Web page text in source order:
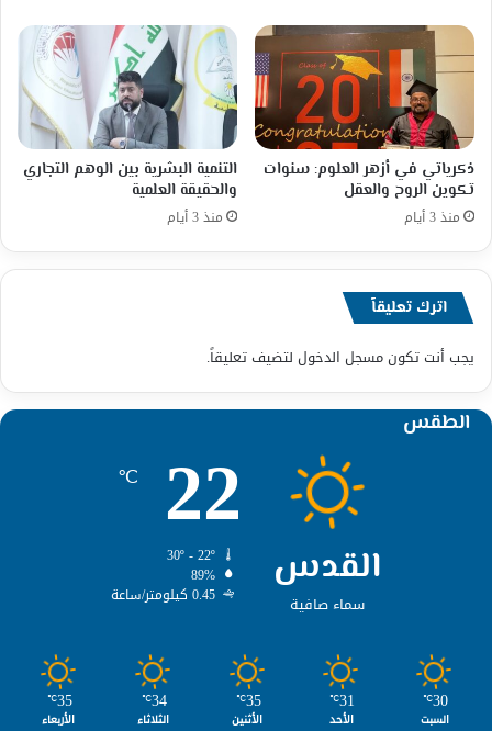
ذكرياتي في أزهر العلوم: سنوات
تكوين الروح والعقل
منذ 3 أيام
التنمية البشرية بين الوهم التجاري
والحقيقة العلمية
منذ 3 أيام
اترك تعليقاً
يجب أنت تكونمسجل الدخول لتضيف تعليقاً.
الطقس
القدس
سماء صافية
22
℃
89%
0.45 كيلومتر/ساعة
30
℃
السبت
31
℃
الأحد
35
℃
الأثنين
34
℃
الثلاثاء
35
℃
الأربعاء